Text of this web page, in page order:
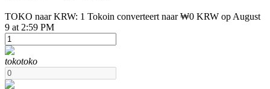
USDT-futures
TOKO naar KRW: 1 Tokoin converteert naar ₩0 KRW op August
9 at 2:59 PM
tokotoko